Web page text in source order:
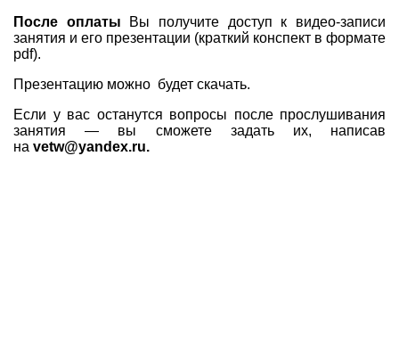
После оплаты Вы получите доступ к видео-записи
занятия и его презентации (краткий конспект в формате
pdf).
Презентацию можно будет скачать.
Если у вас останутся вопросы после прослушивания
занятия — вы сможете задать их, написав
на vetw@yandex.ru.